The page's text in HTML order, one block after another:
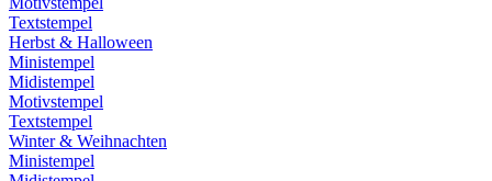
Textstempel
Herbst & Halloween
Ministempel
Midistempel
Motivstempel
Textstempel
Winter & Weihnachten
Ministempel